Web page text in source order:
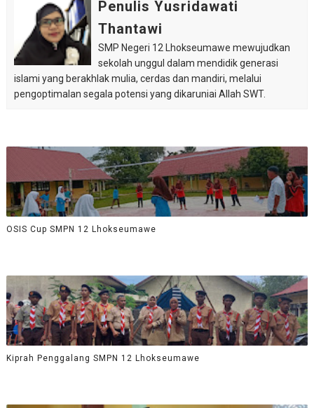
Penulis Yusridawati
Thantawi
SMP Negeri 12 Lhokseumawe mewujudkan
sekolah unggul dalam mendidik generasi
islami yang berakhlak mulia, cerdas dan mandiri, melalui
pengoptimalan segala potensi yang dikaruniai Allah SWT.
OSIS Cup SMPN 12 Lhokseumawe
Kiprah Penggalang SMPN 12 Lhokseumawe